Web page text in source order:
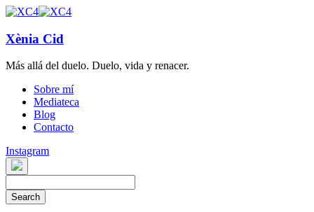
Xènia Cid
Más allá del duelo. Duelo, vida y renacer.
Sobre mí
Mediateca
Blog
Contacto
Instagram